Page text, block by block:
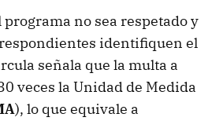
programa no sea respetado y
identifiquen el
señala que la multa a
veces la Unidad de Medida
), lo que equivale a